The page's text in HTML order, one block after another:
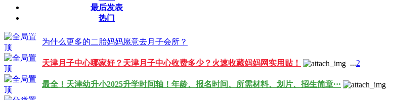
最后发表
热门
为什么更多的二胎妈妈愿意去月子会所？
天津月子中心哪家好？天津月子中心收费多少？火速收藏妈妈网实用贴！
...2
最全！天津幼升小2025升学时间轴！年龄、报名时间、所需材料、划片、招生简章···